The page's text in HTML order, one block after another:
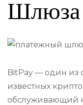
Шлюза
BitPay — один из
известных
обслуживающий